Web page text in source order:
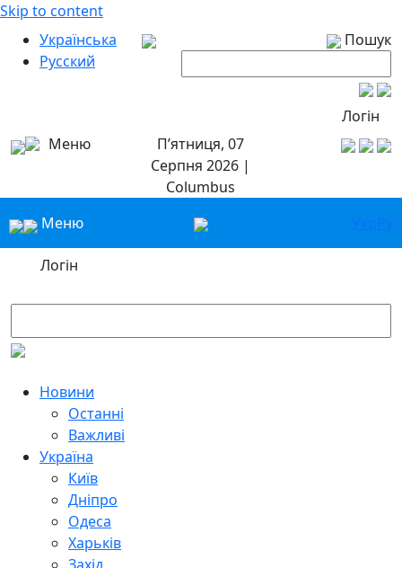
Skip to content
Українська
Русский
Пошук
Логін
Меню
П’ятниця, 07
Серпня 2026 |
Columbus
Меню
УкрРу
Логін
Новини
Останні
Важливі
Україна
Київ
Дніпро
Одеса
Харьків